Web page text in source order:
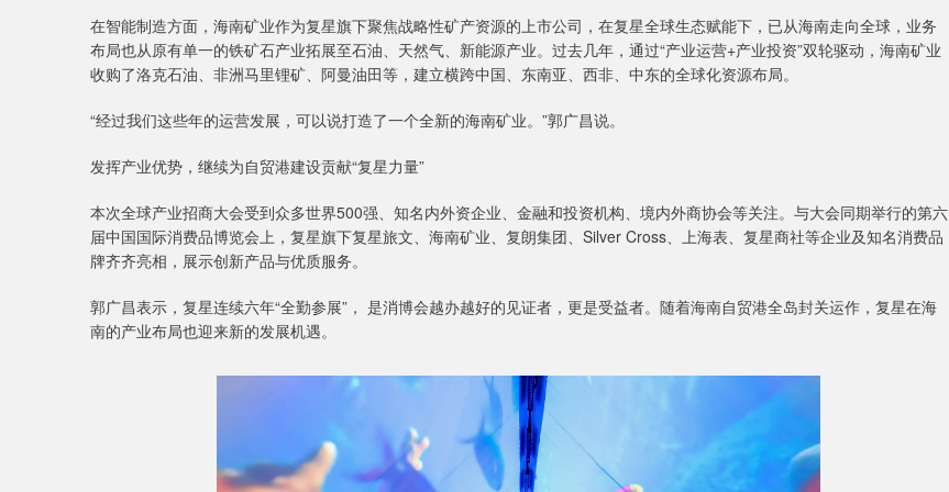
在智能制造方面，海南矿业作为复星旗下聚焦战略性矿产资源的上市公司，在复星全球生态赋能下，已从海南走向全球，业务
布局也从原有单一的铁矿石产业拓展至石油、天然气、新能源产业。过去几年，通过“产业运营+产业投资”双轮驱动，海南矿业
收购了洛克石油、非洲马里锂矿、阿曼油田等，建立横跨中国、东南亚、西非、中东的全球化资源布局。
“经过我们这些年的运营发展，可以说打造了一个全新的海南矿业。”郭广昌说。
发挥产业优势，继续为自贸港建设贡献“复星力量”
本次全球产业招商大会受到众多世界500强、知名内外资企业、金融和投资机构、境内外商协会等关注。与大会同期举行的第六
届中国国际消费品博览会上，复星旗下复星旅文、海南矿业、复朗集团、Silver Cross、上海表、复星商社等企业及知名消费品
牌齐齐亮相，展示创新产品与优质服务。
郭广昌表示，复星连续六年“全勤参展”， 是消博会越办越好的见证者，更是受益者。随着海南自贸港全岛封关运作，复星在海
南的产业布局也迎来新的发展机遇。